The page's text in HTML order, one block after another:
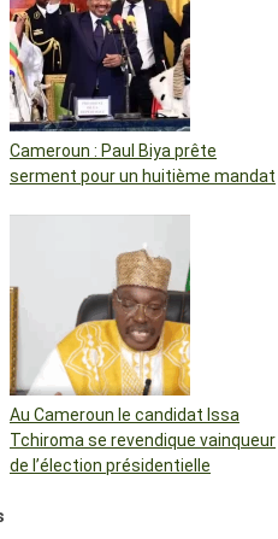
Cameroun : Paul Biya prête
serment pour un huitième mandat
Au Cameroun le candidat Issa
Tchiroma se revendique vainqueur
de l’élection présidentielle